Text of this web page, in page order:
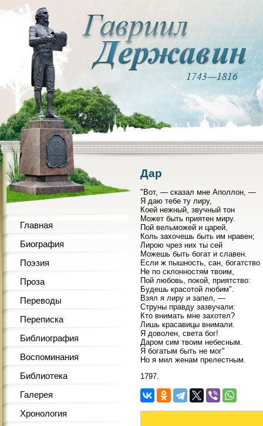
Главная
Биография
Поэзия
Проза
Переводы
Переписка
Библиография
Воспоминания
Библиотека
Галерея
Хронология
Дар
"Вот, — сказал мне Аполлон, —
Я даю тебе ту лиру,
Коей нежный, звучный тон
Может быть приятен миру.
Пой вельможей и царей,
Коль захочешь быть им нравен;
Лирою чрез них ты сей
Можешь быть богат и славен.
Если ж пышность, сан, богатство
Не по склонностям твоим,
Пой любовь, покой, приятство:
Будешь красотой любим".
Взял я лиру и запел, —
Струны правду зазвучали:
Кто внимать мне захотел?
Лишь красавицы внимали.
Я доволен, света бог!
Даром сим твоим небесным.
Я богатым быть не мог"
Но я мил женам прелестным.
1797.